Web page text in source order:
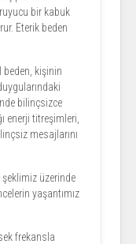
bir kabuk
Eterik beden
beden, kişinin
bilinçsizce
enerji titreşimleri,
mesajlarını
şeklimiz üzerinde
yaşantımız
frekansla